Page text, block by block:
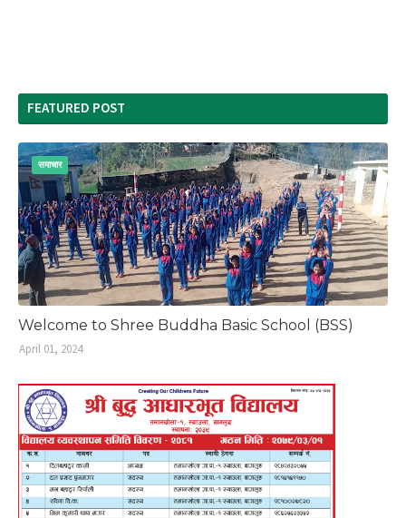
FEATURED POST
समाचार
Welcome to Shree Buddha Basic School (BSS)
April 01, 2024